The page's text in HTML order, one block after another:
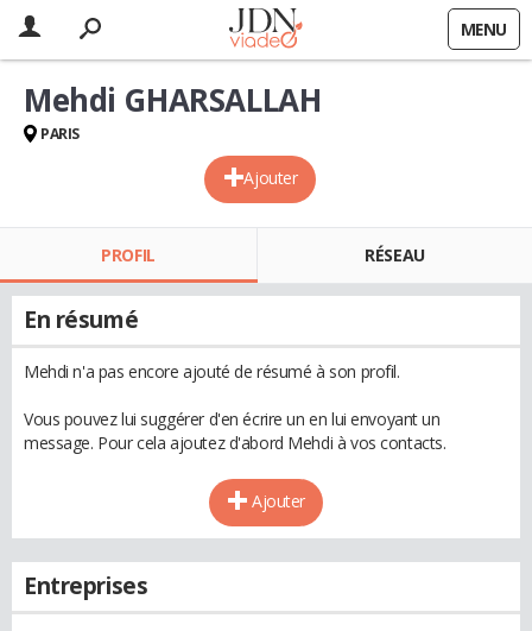
MENU
Ajouter
Mehdi GHARSALLAH
PARIS
PROFIL RÉSEAU
En résumé
Mehdi n'a pas encore ajouté de résumé à son profil.
Vous pouvez lui suggérer d'en écrire un en lui envoyant un
message. Pour cela ajoutez d'abord Mehdi à vos contacts.
Ajouter
Entreprises